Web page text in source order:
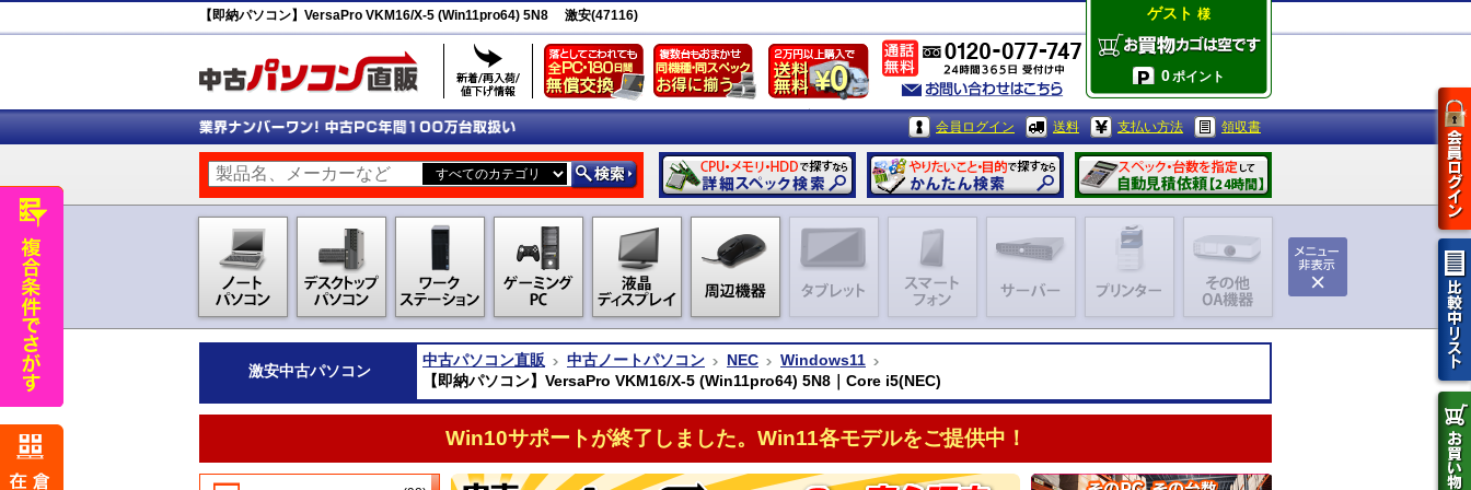
【即納パソコン】VersaPro VKM16/X-5 (Win11pro64) 5N8 激安(47116) ゲスト 様
0ポイント
会員ログイン 送料 支払い方法 領収書
激安中古パソコン
中古パソコン直販 中古ノートパソコン NEC
Windows11
【即納パソコン】VersaPro VKM16/X-5 (Win11pro64) 5N8｜Core i5(NEC)
Win10サポートが終了しました。Win11各モデルをご提供中！